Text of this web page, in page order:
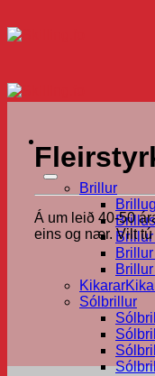
to
content
Brillur
Kikarar
Sólbrillur
Á um leið 40-50
eins og nær. Vilt tú